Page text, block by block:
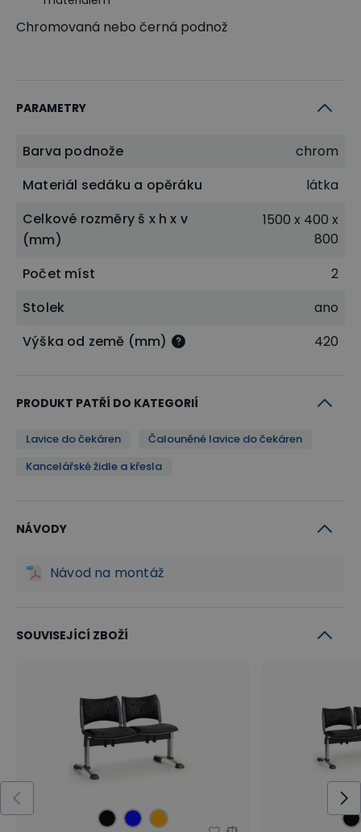
Chromovaná nebo černá podnož
PARAMETRY
Barva podnože
chrom
Materiál sedáku a opěráku
látka
Celkové rozměry š x h x v
(mm)
1500 x 400 x
800
Počet míst
2
Stolek
ano
Výška od země (mm)
420
PRODUKT PATŘÍ DO KATEGORIÍ
Lavice do čekáren
Čalouněné lavice do čekáren
Kancelářské židle a křesla
NÁVODY
Návod na montáž
SOUVISEJÍCÍ ZBOŽÍ